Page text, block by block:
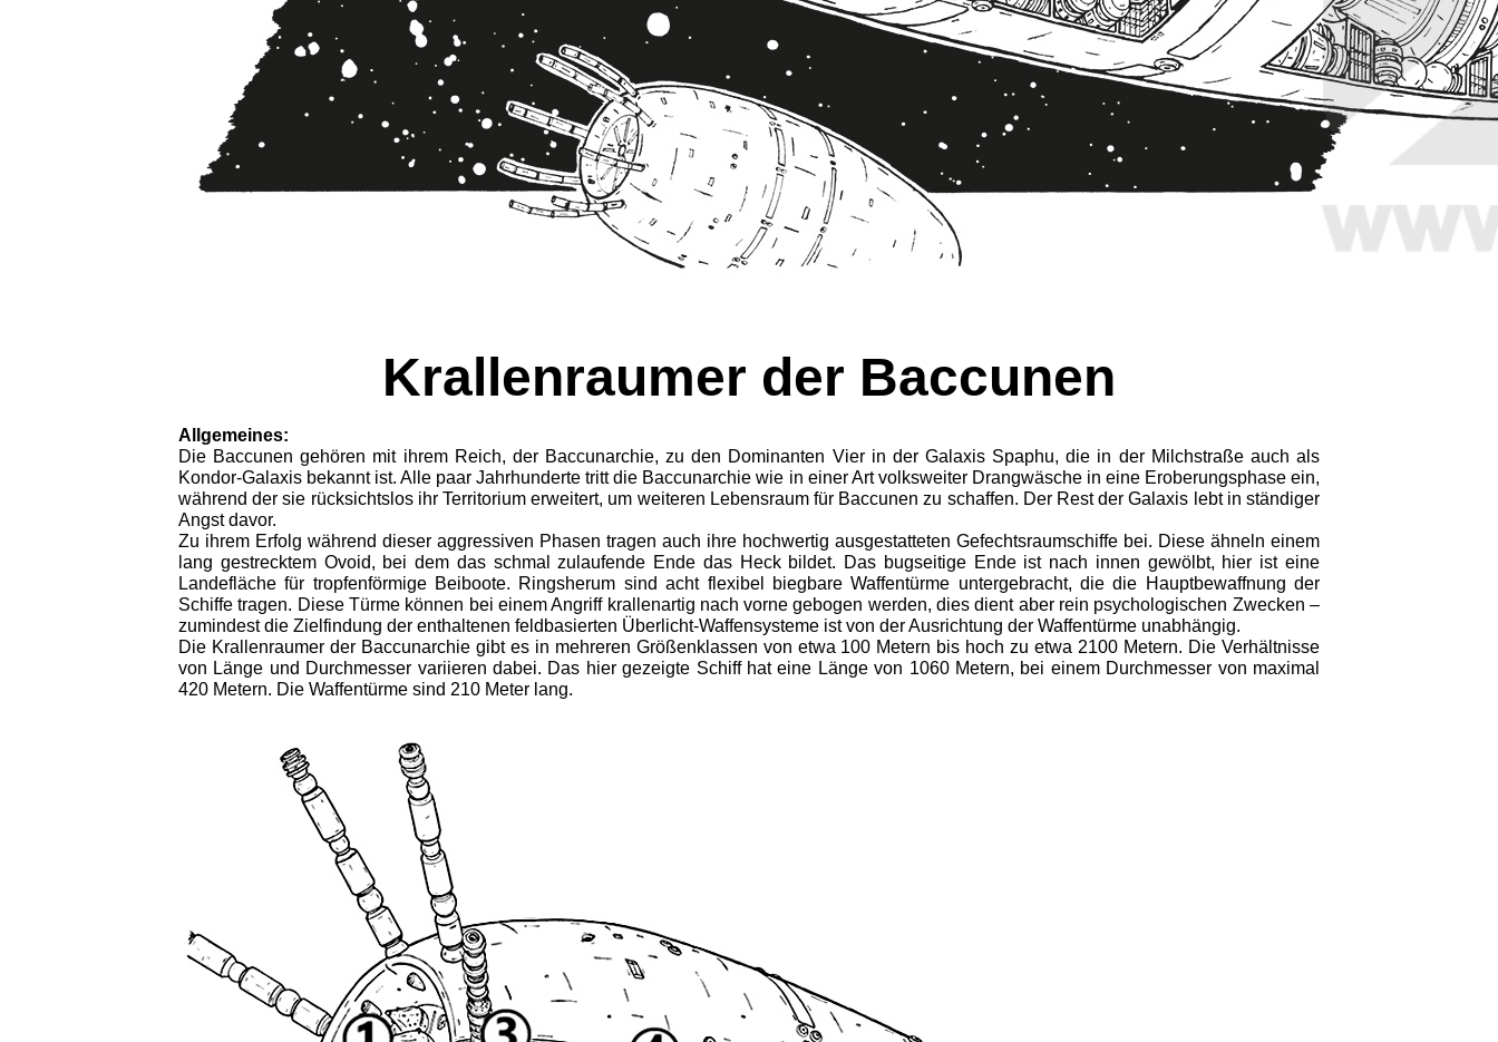
Krallenraumer der Baccunen
Allgemeines:
Die Baccunen gehören mit ihrem Reich, der Baccunarchie, zu den Dominanten Vier in der Galaxis Spaphu, die in der Milchstraße auch als
Kondor-Galaxis bekannt ist. Alle paar Jahrhunderte tritt die Baccunarchie wie in einer Art volksweiter Drangwäsche in eine Eroberungsphase ein,
während der sie rücksichtslos ihr Territorium erweitert, um weiteren Lebensraum für Baccunen zu schaffen. Der Rest der Galaxis lebt in ständiger
Angst davor.
Zu ihrem Erfolg während dieser aggressiven Phasen tragen auch ihre hochwertig ausgestatteten Gefechtsraumschiffe bei. Diese ähneln einem
lang gestrecktem Ovoid, bei dem das schmal zulaufende Ende das Heck bildet. Das bugseitige Ende ist nach innen gewölbt, hier ist eine
Landefläche für tropfenförmige Beiboote. Ringsherum sind acht flexibel biegbare Waffentürme untergebracht, die die Hauptbewaffnung der
Schiffe tragen. Diese Türme können bei einem Angriff krallenartig nach vorne gebogen werden, dies dient aber rein psychologischen Zwecken –
zumindest die Zielfindung der enthaltenen feldbasierten Überlicht-Waffensysteme ist von der Ausrichtung der Waffentürme unabhängig.
Die Krallenraumer der Baccunarchie gibt es in mehreren Größenklassen von etwa 100 Metern bis hoch zu etwa 2100 Metern. Die Verhältnisse
von Länge und Durchmesser variieren dabei. Das hier gezeigte Schiff hat eine Länge von 1060 Metern, bei einem Durchmesser von maximal
420 Metern. Die Waffentürme sind 210 Meter lang.